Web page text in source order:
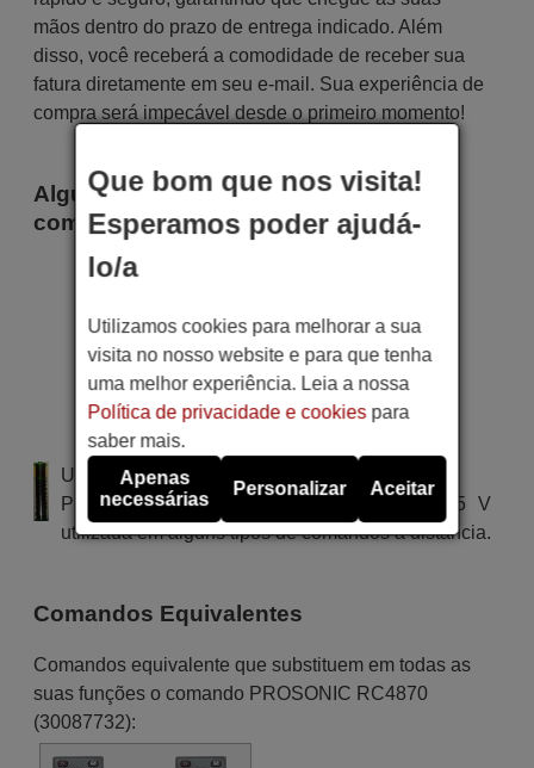
mãos dentro do prazo de entrega indicado. Além
disso, você receberá a comodidade de receber sua
fatura diretamente em seu e-mail. Sua experiência de
compra será impecável desde o primeiro momento!
Alguns dos modelos que utilizam este
comando são
(24LED5008)
Prosonic 10100571
(24LED5008D)
Prosonic 10102708
(32LED5008D)
Prosonic 10110374
(32LED5008)
Utiliza 2 pilhas do tipo AAA
Pilha alcalina tipo AA LR03 de tensão 1.5 V
utilizada em alguns tipos de comandos à distância.
Comandos Equivalentes
Comandos equivalente que substituem em todas as
suas funções o comando PROSONIC RC4870
(30087732):
Que bom que nos visita!
Esperamos poder ajudá-
lo/a
Utilizamos cookies para melhorar a sua
visita no nosso website e para que tenha
uma melhor experiência. Leia a nossa
Política de privacidade e cookiespara
saber mais.
Apenas
necessárias
Personalizar Aceitar